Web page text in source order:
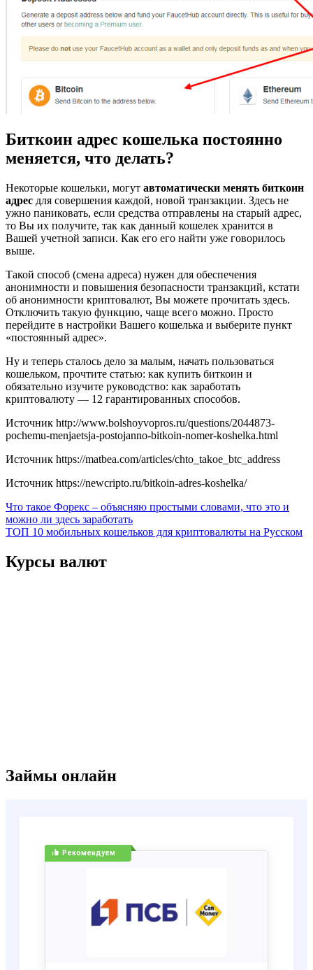
Биткоин адрес кошелька постоянно
меняется, что делать?
Некоторые кошельки, могут автоматически менять биткоин
адрес для совершения каждой, новой транзакции. Здесь не
ужно паниковать, если средства отправлены на старый адрес,
то Вы их получите, так как данный кошелек хранится в
Вашей учетной записи. Как его его найти уже говорилось
выше.
Такой способ (смена адреса) нужен для обеспечения
анонимности и повышения безопасности транзакций, кстати
об анонимности криптовалют, Вы можете прочитать здесь.
Отключить такую функцию, чаще всего можно. Просто
перейдите в настройки Вашего кошелька и выберите пункт
«постоянный адрес».
Ну и теперь сталось дело за малым, начать пользоваться
кошельком, прочтите статью: как купить биткоин и
обязательно изучите руководство: как заработать
криптовалюту — 12 гарантированных способов.
Источник http://www.bolshoyvopros.ru/questions/2044873-
pochemu-menjaetsja-postojanno-bitkoin-nomer-koshelka.html
Источник https://matbea.com/articles/chto_takoe_btc_address
Источник https://newcripto.ru/bitkoin-adres-koshelka/
Навигация
по
Что такое Форекс – объясняю простыми словами, что это и
можно ли здесь заработать
ТОП 10 мобильных кошельков для криптовалюты на Русском
Курсы валют
Займы онлайн